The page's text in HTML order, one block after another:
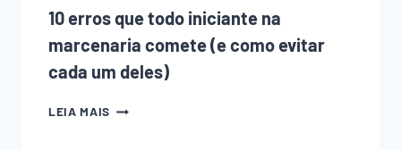
10 erros que todo iniciante na
marcenaria comete (e como evitar
cada um deles)
LEIA MAIS 10